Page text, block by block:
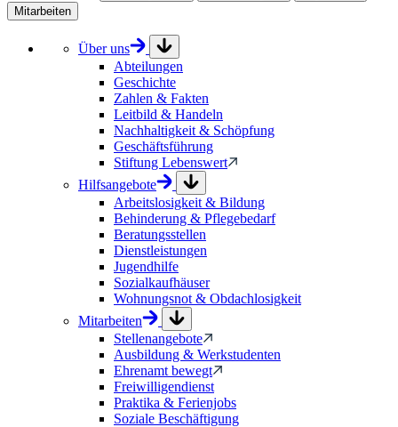
Mitarbeiten
Über uns
Abteilungen
Geschichte
Zahlen & Fakten
Leitbild & Handeln
Nachhaltigkeit & Schöpfung
Geschäftsführung
Stiftung Lebenswert
Hilfsangebote
Arbeitslosigkeit & Bildung
Behinderung & Pflegebedarf
Beratungsstellen
Dienstleistungen
Jugendhilfe
Sozialkaufhäuser
Wohnungsnot & Obdachlosigkeit
Mitarbeiten
Stellenangebote
Ausbildung & Werkstudenten
Ehrenamt bewegt
Freiwilligendienst
Praktika & Ferienjobs
Soziale Beschäftigung